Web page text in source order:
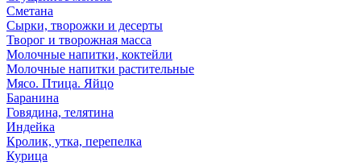
Сметана
Сырки, творожки и десерты
Творог и творожная масса
Молочные напитки, коктейли
Молочные напитки растительные
Мясо. Птица. Яйцо
Баранина
Говядина, телятина
Индейка
Кролик, утка, перепелка
Курица